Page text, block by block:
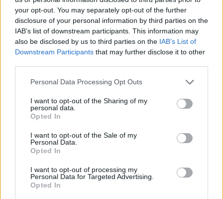
your opt-out. You may separately opt-out of the further
disclosure of your personal information by third parties on the
IAB’s list of downstream participants. This information may
also be disclosed by us to third parties on the IAB’s List of
Downstream Participants that may further disclose it to other
Personal Data Processing Opt Outs
I want to opt-out of the Sharing of my
personal data.
Opted In
I want to opt-out of the Sale of my
Personal Data.
Opted In
I want to opt-out of processing my
Personal Data for Targeted Advertising.
Opted In